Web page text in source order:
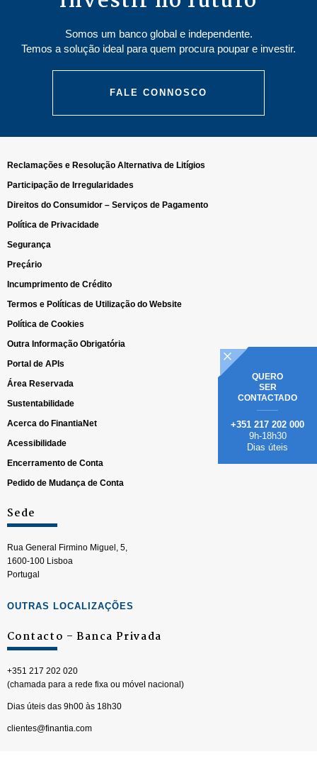
Somos um banco global e independente.
Temos a solução ideal para quem procura poupar e investir.
FALE CONNOSCO
QUERO
SER
CONTACTADO
+351 217 202 000
9h-18h30
Dias úteis
Reclamações e Resolução Alternativa de Litígios
Participação de Irregularidades
Direitos do Consumidor – Serviços de Pagamento
Política de Privacidade
Segurança
Preçário
Incumprimento de Crédito
Termos e Políticas de Utilização do Website
Política de Cookies
Outra Informação Obrigatória
Portal de APIs
Área Reservada
Sustentabilidade
Acerca do FinantiaNet
Acessibilidade
Encerramento de Conta
Pedido de Mudança de Conta
Sede
Rua General Firmino Miguel, 5,
1600-100 Lisboa
Portugal
OUTRAS LOCALIZAÇÕES
Contacto – Banca Privada
+351 217 202 020
(chamada para a rede fixa ou móvel nacional)
Dias úteis das 9h00 às 18h30
clientes@finantia.com